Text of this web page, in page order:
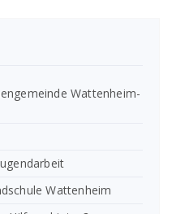
Wattenheim-
Wattenheim